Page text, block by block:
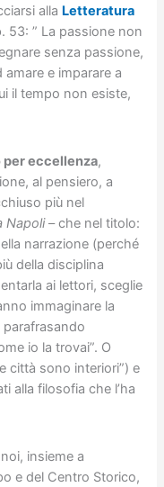
alla Letteratura
53: ” La passione non
senza passione,
amare e imparare a
il tempo non esiste,
eccellenza,
al pensiero, a
più nel
Napoli– che nel titolo:
narrazione (perché
della disciplina
ai lettori, sceglie
immaginare la
parafrasando
io la trovai”. O
città sono interiori”) e
alla filosofia che l’ha
insieme a
e del Centro Storico,